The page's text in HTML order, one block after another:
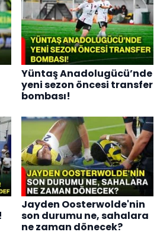
Yüntaş Anadolugücü’nde
yeni sezon öncesi transfer
bombası!
Jayden Oosterwolde'nin
son durumu ne, sahalara
ne zaman dönecek?